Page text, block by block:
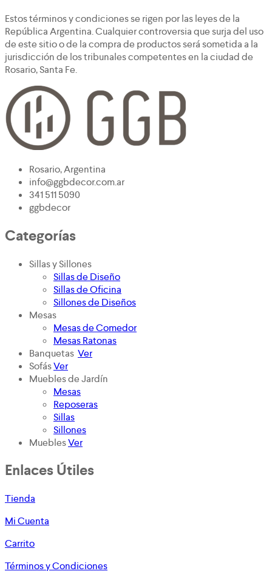
Estos términos y condiciones se rigen por las leyes de la
República Argentina. Cualquier controversia que surja del uso
de este sitio o de la compra de productos será sometida a la
jurisdicción de los tribunales competentes en la ciudad de
Rosario, Santa Fe.
Rosario, Argentina
info@ggbdecor.com.ar
341 511 5090
ggbdecor
Categorías
Sillas y Sillones
Sillas de Diseño
Sillas de Oficina
Sillones de Diseños
Mesas
Mesas de Comedor
Mesas Ratonas
Banquetas Ver
SofásVer
Muebles de Jardín
Mesas
Reposeras
Sillas
Sillones
MueblesVer
Enlaces Útiles
Tienda
Mi Cuenta
Carrito
Términos y Condiciones